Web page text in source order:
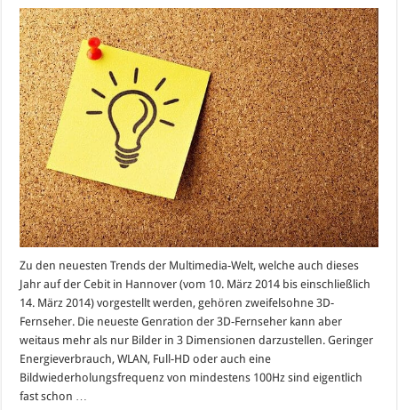
2014:
Neue
Smart-
TV’s
schon
jetzt
online
bestellen
Zu den neuesten Trends der Multimedia-Welt, welche auch dieses
Jahr auf der Cebit in Hannover (vom 10. März 2014 bis einschließlich
14. März 2014) vorgestellt werden, gehören zweifelsohne 3D-
Fernseher. Die neueste Genration der 3D-Fernseher kann aber
weitaus mehr als nur Bilder in 3 Dimensionen darzustellen. Geringer
Energieverbrauch, WLAN, Full-HD oder auch eine
Bildwiederholungsfrequenz von mindestens 100Hz sind eigentlich
fast schon …